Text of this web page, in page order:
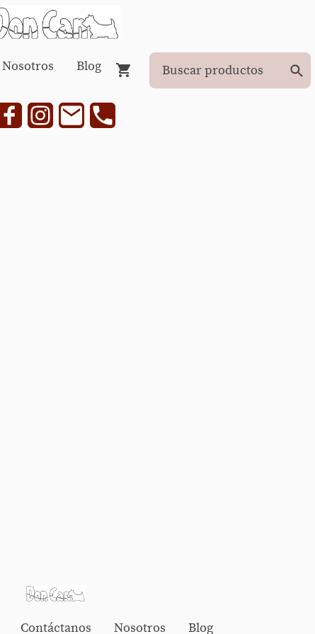
Nosotros Blog
Contáctanos Nosotros Blog